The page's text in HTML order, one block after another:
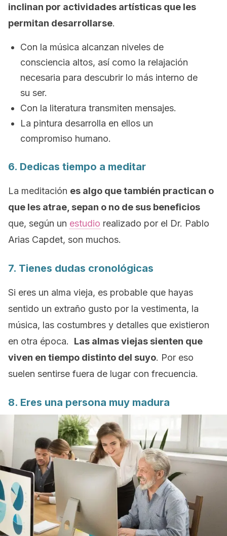
inclinan por actividades artísticas que les
permitan desarrollarse.
Con la música alcanzan niveles de
consciencia altos, así como la relajación
necesaria para descubrir lo más interno de
su ser.
Con la literatura transmiten mensajes.
La pintura desarrolla en ellos un
compromiso humano.
6. Dedicas tiempo a meditar
La meditación es algo que también practican o
que les atrae, sepan o no de sus beneficios
que, según un estudio realizado por el Dr. Pablo
Arias Capdet, son muchos.
7. Tienes dudas cronológicas
Si eres un alma vieja, es probable que hayas
sentido un extraño gusto por la vestimenta, la
música, las costumbres y detalles que existieron
en otra época. Las almas viejas sienten que
viven en tiempo distinto del suyo. Por eso
suelen sentirse fuera de lugar con frecuencia.
8. Eres una persona muy madura